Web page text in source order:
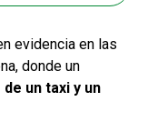
evidencia en las
donde un
un taxi y un